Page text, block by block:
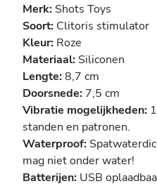
Merk: Shots Toys
Soort: Clitoris stimulator
Kleur: Roze
Materiaal: Siliconen
Lengte:8,7 cm
Doorsnede: 7,5 cm
Vibratie mogelijkheden:
standen en patronen.
Waterproof:
mag niet onder water!
Batterijen: USB